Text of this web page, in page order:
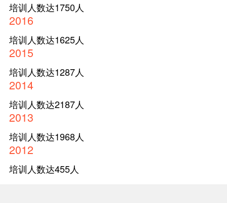
培训人数达1750人
2016
培训人数达1625人
2015
培训人数达1287人
2014
培训人数达2187人
2013
培训人数达1968人
2012
培训人数达455人